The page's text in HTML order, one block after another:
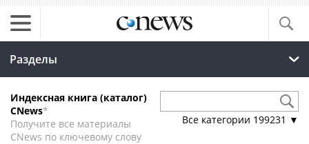
Разделы
Индексная книга (каталог)
CNews*
Получите все материалы
CNews по ключевому слову
Все категории 199231 ▼